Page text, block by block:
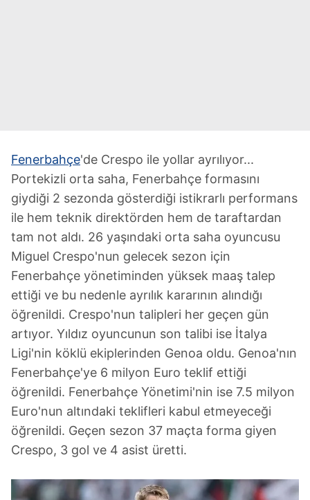
Fenerbahçe'de Crespo ile yollar ayrılıyor...
Portekizli orta saha, Fenerbahçe formasını
giydiği 2 sezonda gösterdiği istikrarlı performans
ile hem teknik direktörden hem de taraftardan
tam not aldı. 26 yaşındaki orta saha oyuncusu
Miguel Crespo'nun gelecek sezon için
Fenerbahçe yönetiminden yüksek maaş talep
ettiği ve bu nedenle ayrılık kararının alındığı
öğrenildi. Crespo'nun talipleri her geçen gün
artıyor. Yıldız oyuncunun son talibi ise İtalya
Ligi'nin köklü ekiplerinden Genoa oldu. Genoa'nın
Fenerbahçe'ye 6 milyon Euro teklif ettiği
öğrenildi. Fenerbahçe Yönetimi'nin ise 7.5 milyon
Euro'nun altındaki teklifleri kabul etmeyeceği
öğrenildi. Geçen sezon 37 maçta forma giyen
Crespo, 3 gol ve 4 asist üretti.